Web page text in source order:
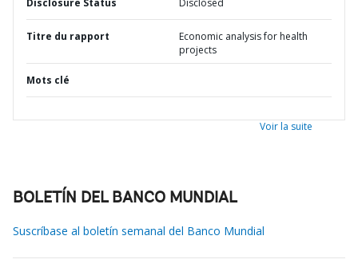
Disclosure Status Disclosed
Titre du rapport
Economic analysis for health
projects
Mots clé
Voir la suite
BOLETÍN DEL BANCO MUNDIAL
Suscríbase al boletín semanal del Banco Mundial